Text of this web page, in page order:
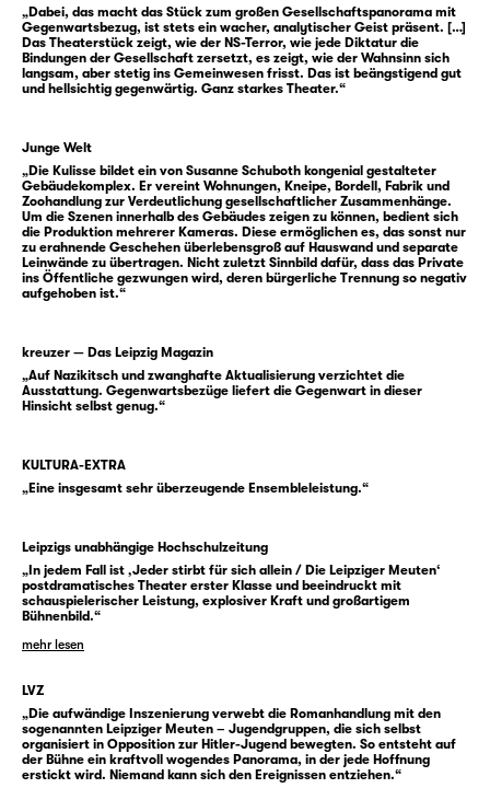
Bereits längere Zeit beobachtet die Gestapo
vermehrt Gruppen von Jugendlichen, die den
öffentlichen Raum besetzen und durch
Auseinandersetzungen mit der Staatsjugend
auffallen. Es sind Mitglieder der „Leipziger
Meuten“, einer der größten oppositionellen
Jugendbewegungen während der NS-Zeit,
die sich mit dem Ziel, die eigene Autonomie
zu bewahren, als Alternative zur Hitlerjugend
gründen. Wortführer der „Leipziger Meuten“
kommunistischen Umsturz zu planen, durch
Gestapo, Justiz und Jugendämter verfolgt
und zu Gefängnisstrafen verurteilt; einige
die Meuten gibt es weiterhin.
allein“ und das historische Phänomen der
Leipziger Meuten — beide verhandeln
Opposition zur Zeit des Nationalsozialismus,
einerseits in der Generation der Eltern,
andererseits in der Generation der Kinder.
einen politischen Akt als vielmehr um den
Versuch, innerhalb eines faschistischen
Systems für Freiräume, Selbstbestimmung
und die eigenen Überzeugungen zu kämpfen.
„Dabei, das macht das Stück zum großen Gesellschaftspanorama mit
Gegenwartsbezug, ist stets ein wacher, analytischer Geist präsent. […]
Das Theaterstück zeigt, wie der NS-Terror, wie jede Diktatur die
Bindungen der Gesellschaft zersetzt, es zeigt, wie der Wahnsinn sich
langsam, aber stetig ins Gemeinwesen frisst. Das ist beängstigend gut
und hellsichtig gegenwärtig. Ganz starkes Theater.“
Junge Welt
„Die Kulisse bildet ein von Susanne Schuboth kongenial gestalteter
Gebäudekomplex. Er vereint Wohnungen, Kneipe, Bordell, Fabrik und
Zoohandlung zur Verdeutlichung gesellschaftlicher Zusammenhänge.
Um die Szenen innerhalb des Gebäudes zeigen zu können, bedient sich
die Produktion mehrerer Kameras. Diese ermöglichen es, das sonst nur
zu erahnende Geschehen überlebensgroß auf Hauswand und separate
Leinwände zu übertragen. Nicht zuletzt Sinnbild dafür, dass das Private
ins Öffentliche gezwungen wird, deren bürgerliche Trennung so negativ
aufgehoben ist.“
kreuzer — Das Leipzig Magazin
„Auf Nazikitsch und zwanghafte Aktualisierung verzichtet die
Ausstattung. Gegenwartsbezüge liefert die Gegenwart in dieser
Hinsicht selbst genug.“
KULTURA-EXTRA
„Eine insgesamt sehr überzeugende Ensembleleistung.“
Leipzigs unabhängige Hochschulzeitung
„In jedem Fall ist ‚Jeder stirbt für sich allein / Die Leipziger Meuten‘
postdramatisches Theater erster Klasse und beeindruckt mit
schauspielerischer Leistung, explosiver Kraft und großartigem
Bühnenbild.“
mehr lesen
LVZ
„Die aufwändige Inszenierung verwebt die Romanhandlung mit den
sogenannten Leipziger Meuten – Jugendgruppen, die sich selbst
organisiert in Opposition zur Hitler-Jugend bewegten. So entsteht auf
der Bühne ein kraftvoll wogendes Panorama, in der jede Hoffnung
erstickt wird. Niemand kann sich den Ereignissen entziehen.“